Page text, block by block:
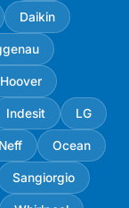
Daikin
Hoover
Indesit LG
Neff Ocean
Sangiorgio